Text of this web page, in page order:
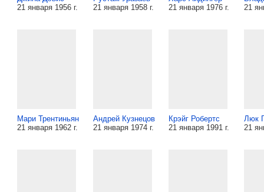
21 января 1956 г.
21 января 1958 г.
21 января 1976 г.
21
Мари Трентиньян
21 января 1962 г.
Андрей Кузнецов
21 января 1974 г.
Крэйг Робертс
21 января 1991 г.
Люк
21